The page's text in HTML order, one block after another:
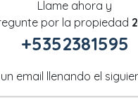
Llame ahora y
por la propiedad
+5352381595
email llenando el